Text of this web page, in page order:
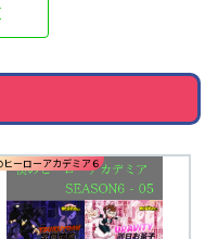
ヒーローアカデミア６